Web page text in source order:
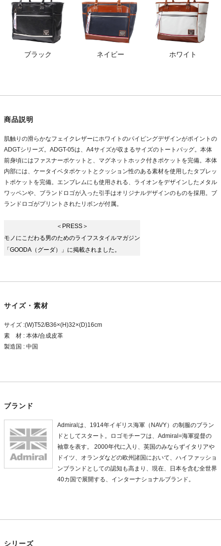
ブラック ネイビー ホワイト
商品説明
肌触りの滑らかなフェイクレザーにホワイトのパイピングデザインがポイントの
ADGTシリーズ。ADGT-05は、A4サイズが収まるサイズのトートバッグ。本体
前身頃にはファスナーポケットと、マグネットホック付きポケットを完備。本体
内部には、ケータイベタポケットとクッション性のある素材を使用したタブレッ
トポケットを完備。エンブレムにも使用される、ライオンをデザインしたメタル
ワッペンや、ブランドロゴが入った引手はオリジナルデザインのものを採用。ブ
ランドロゴがプリントされたリボンが付属。
＜PRESS＞
モノにこだわる男のためのライフスタイルマガジン
「GOODA（グーダ）」に掲載されました。
サイズ・素材
サイズ :(W)T52/B36×(H)32×(D)16cm
素 材 : 本体/合成皮革
製造国 : 中国
ブランド
Admiralは、1914年イギリス海軍（NAVY）の制服のブラン
ドとしてスタート。ロゴモチーフは、Admiral=海軍提督の
袖章を表す。 2000年代に入り、英国のみならずイタリアや
ドイツ、オランダなどの欧州諸国において、ハイファッショ
ンブランドとしての認知も高まり、現在、日本を含む全世界
40カ国で展開する、インターナショナルブランド。
シリーズ